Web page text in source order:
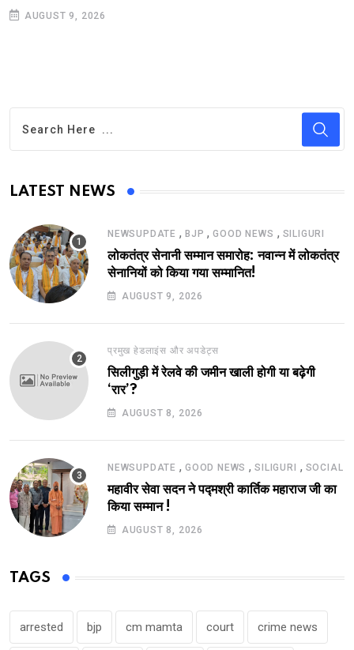
AUGUST 9, 2026
LATEST NEWS
NEWSUPDATE , BJP ,GOOD NEWS , SILIGURI
लोकतंत्र सेनानी सम्मान समारोह: नवान्न में लोकतंत्र
सेनानियों को किया गया सम्मानित!
AUGUST 9, 2026
प्रमुख हेडलाइंस और अपडेट्स
सिलीगुड़ी में रेलवे की जमीन खाली होगी या बढ़ेगी
‘रार’?
AUGUST 8, 2026
NEWSUPDATE , GOOD NEWS ,SILIGURI , SOCIAL
महावीर सेवा सदन ने पद्मश्री कार्तिक महाराज जी का
किया सम्मान !
AUGUST 8, 2026
TAGS
arrested bjp cm mamta court crime news